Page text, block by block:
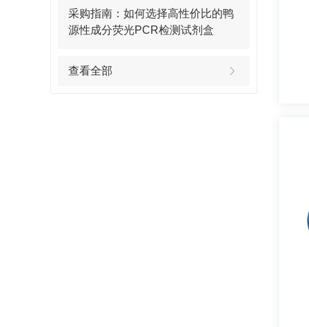
采购指南：如何选择高性价比的鸭
源性成分荧光PCR检测试剂盒
查看全部